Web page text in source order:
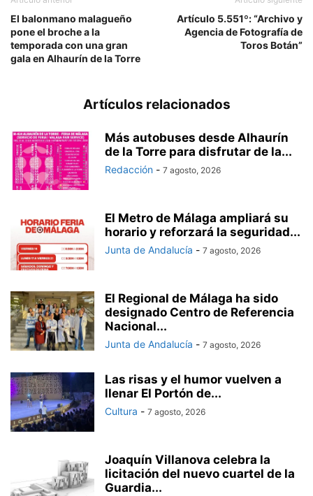
El balonmano malagueño
pone el broche a la
temporada con una gran
gala en Alhaurín de la Torre
Artículo 5.551º: “Archivo y
Agencia de Fotografía de
Toros Botán”
Artículos relacionados
Más autobuses desde Alhaurín
de la Torre para disfrutar de la...
Redacción - 7 agosto, 2026
El Metro de Málaga ampliará su
horario y reforzará la seguridad...
Junta de Andalucía - 7 agosto, 2026
El Regional de Málaga ha sido
designado Centro de Referencia
Nacional...
Junta de Andalucía - 7 agosto, 2026
Las risas y el humor vuelven a
llenar El Portón de...
Cultura - 7 agosto, 2026
Joaquín Villanova celebra la
licitación del nuevo cuartel de la
Guardia...